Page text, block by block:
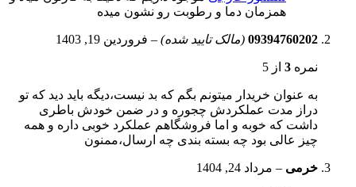
همزمان دما و رطوبت رو نشون میده
09394760202 (مالک تایید شده) – فروردین 19, 1403
نمره 3 از 5
به عنوان خریدار میتونم بگم که بد نیست،دیگه باید دید که تو
دراز مدت عملکردش چجوره و در ضمن خودش باطری
داشت که خوبه و اما فروشگاهم عملکرد خوبی داره و همه
چیز عالی بود چه بسته بندی چه ارسال،ممنون
خرمی – مرداد 24, 1404